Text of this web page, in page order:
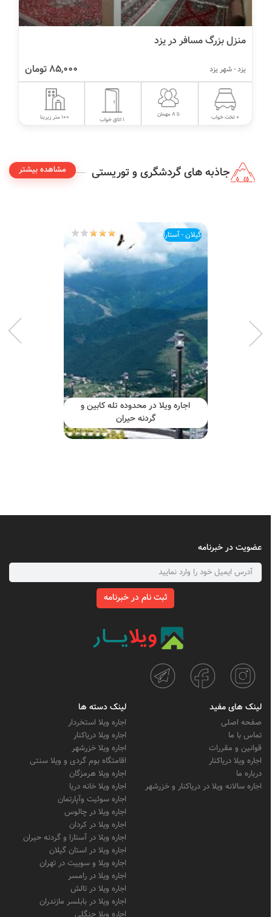
منزل بزرگ مسافر در یزد
85,000 تومان یزد - شهر یزد
0 تخت خواب تا 8 مهمان
1 اتاق خواب 100 متر زیربنا
جاذبه های گردشگری و توریستی مشاهده بیشتر
گیلان - آستارا
اجاره ویلا در محدوده تله کابین و
گردنه حیران
عضویت در خبرنامه
ثبت نام در خبرنامه
لینک های مفید
صفحه اصلی
تماس با ما
قوانین و مقررات
اجاره ویلا دریاکنار
درباره ما
اجاره سالانه ویلا در دریاکنار و خزرشهر
لینک دسته ها
اجاره ویلا استخردار
اجاره ویلا دریاکنار
اجاره ویلا خزرشهر
اقامتگاه بوم گردی و ویلا سنتی
اجاره ویلا هرمزگان
اجاره ویلا خانه دریا
اجاره سوئیت وآپارتمان
اجاره ویلا در چالوس
اجاره ویلا در کردان
اجاره ویلا در آستارا و گردنه حیران
اجاره ویلا در استان گیلان
اجاره ویلا و سوییت در تهران
اجاره ویلا در رامسر
اجاره ویلا در تالش
اجاره ویلا در بابلسر مازندران
اجاره ویلا جنگلی